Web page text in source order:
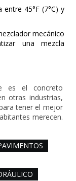
entre 45°F (7°C) y
mecánico
una mezcla
es el concreto
otras industrias,
tener el mejor
merecen.